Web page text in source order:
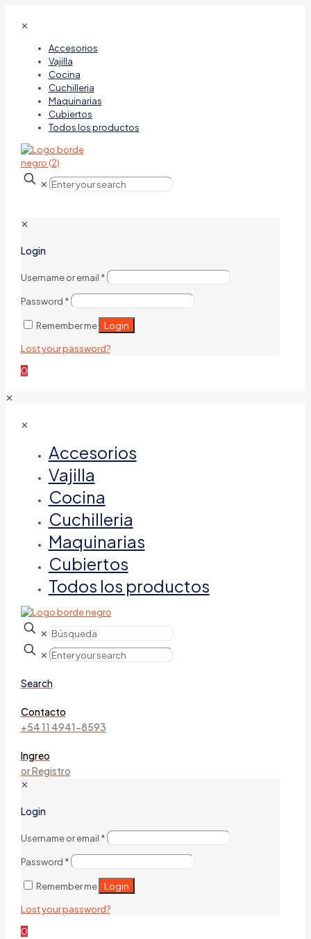
✕
Accesorios
Vajilla
Cocina
Cuchilleria
Maquinarias
Cubiertos
Todos los productos
✕
✕
Login
Username or email *
Password *
Remember me Login
Lost your password?
0
✕
✕
Accesorios
Vajilla
Cocina
Cuchilleria
Maquinarias
Cubiertos
Todos los productos
✕
✕
Search
Contacto
+54 11 4941-8593
Ingreo
or Registro
✕
Login
Username or email *
Password *
Remember me Login
Lost your password?
0